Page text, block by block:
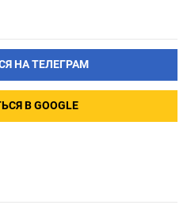
НА ТЕЛЕГРАМ
В GOOGLE